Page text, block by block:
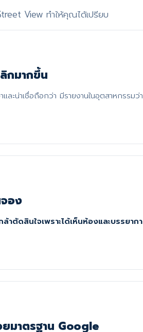
View ทำให้คุณได้เปรียบ
กมากขึ้น
ะน่าเชื่อถือกว่า มีรายงานในอุตสาหกรรม
อง
ล้าตัดสินใจเพราะได้เห็นห้องและบรรยาก
มาตรฐาน Google